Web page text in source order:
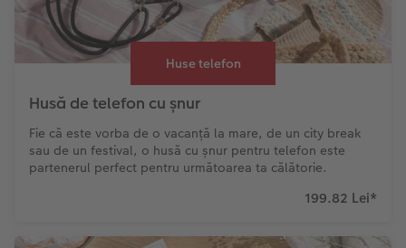
Huse telefon
Husă de telefon cu șnur
Fie că este vorba de o vacanță la mare, de un city break
sau de un festival, o husă cu șnur pentru telefon este
partenerul perfect pentru următoarea ta călătorie.
199.82 Lei*